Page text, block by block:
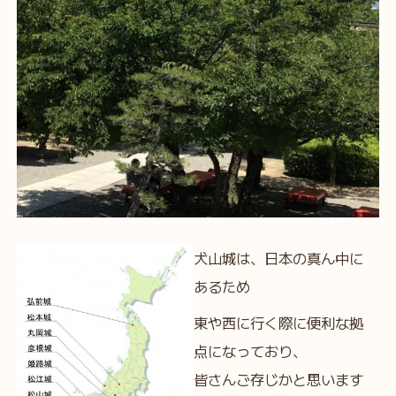
犬山城は、日本の真ん中に
あるため
東や西に行く際に便利な拠
点になっており、
皆さんご存じかと思います